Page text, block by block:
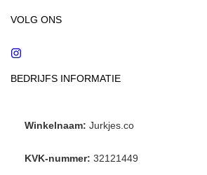
VOLG ONS
BEDRIJFS INFORMATIE
Winkelnaam: Jurkjes.co
KVK-nummer: 32121449